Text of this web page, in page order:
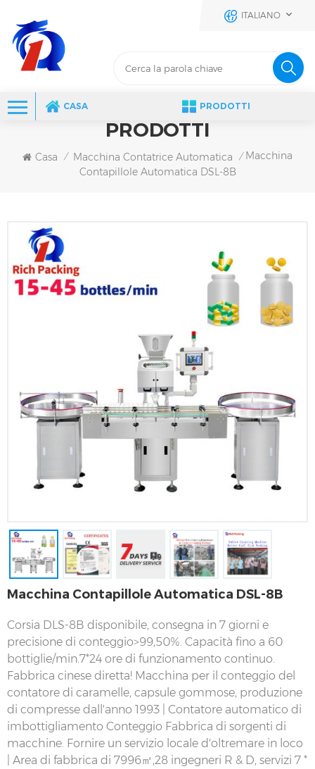
ITALIANO
CASA PRODOTTI
PRODOTTI
Casa / Macchina Contatrice Automatica / Macchina
Contapillole Automatica DSL-8B
Macchina Contapillole Automatica DSL-8B
Corsia DLS-8B disponibile, consegna in 7 giorni e
precisione di conteggio>99,50%. Capacità fino a 60
bottiglie/min.7*24 ore di funzionamento continuo.
Fabbrica cinese diretta! Macchina per il conteggio del
contatore di caramelle, capsule gommose, produzione
di compresse dall'anno 1993 | Contatore automatico di
imbottigliamento Conteggio Fabbrica di sorgenti di
macchine. Fornire un servizio locale d'oltremare in loco
| Area di fabbrica di 7996㎡,28 ingegneri R & D, servizi 7 *